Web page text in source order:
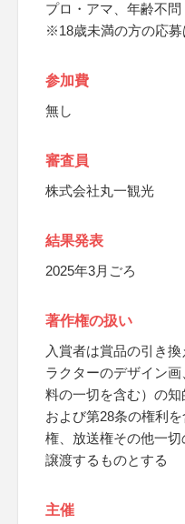
プロ・アマ、年齢不問
※18歳未満の方の応募
参加費
無し
審査員
株式会社丸一観光
結果発表
2025年3月ごろ
著作権の扱い
入賞者は賞品の引き
ラクターのデザイン
料の一切を含む）の知
および第28条の権利
権、放送権その他一
譲渡するものとする
主催